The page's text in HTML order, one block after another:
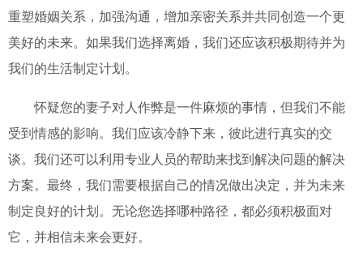
重塑婚姻关系，加强沟通，增加亲密关系并共同创造一个更
美好的未来。如果我们选择离婚，我们还应该积极期待并为
我们的生活制定计划。
怀疑您的妻子对人作弊是一件麻烦的事情，但我们不能
受到情感的影响。我们应该冷静下来，彼此进行真实的交
谈。我们还可以利用专业人员的帮助来找到解决问题的解决
方案。最终，我们需要根据自己的情况做出决定，并为未来
制定良好的计划。无论您选择哪种路径，都必须积极面对
它，并相信未来会更好。